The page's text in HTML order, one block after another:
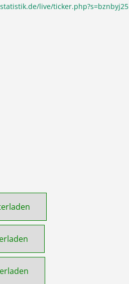
live/ticker.php?s=bznbyj25